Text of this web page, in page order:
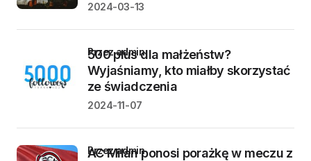
2024-03-13
500 plus dla małżeństw?
Wyjaśniamy, kto miałby skorzystać
ze świadczenia
przez admin
2024-11-07
AC Milan ponosi porażkę w meczu z
przez admin